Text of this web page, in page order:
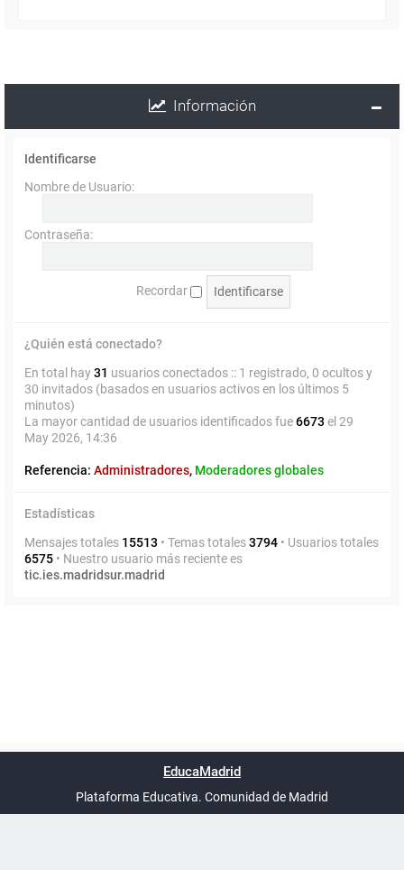
Información
Identificarse
Nombre de Usuario:
Contraseña:
Recordar
¿Quién está conectado?
En total hay31 usuarios conectados :: 1 registrado, 0 ocultos y
30 invitados (basados en usuarios activos en los últimos 5
minutos)
La mayor cantidad de usuarios identificados fue6673 el 29
May 2026, 14:36
Referencia: Administradores, Moderadores globales
Estadísticas
Mensajes totales 15513 • Temas totales3794 • Usuarios totales
6575 • Nuestro usuario más reciente es
tic.ies.madridsur.madrid
UTC+02:00
phpBB España
EducaMadrid
Plataforma Educativa. Comunidad de Madrid